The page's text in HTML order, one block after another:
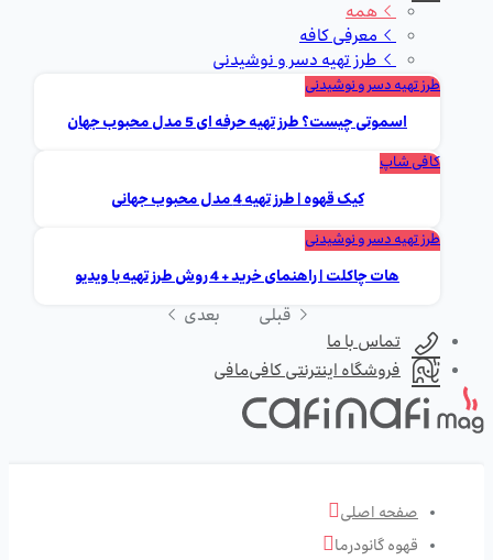
همه
معرفی کافه
طرز تهیه دسر و نوشیدنی
طرز تهیه دسر و نوشیدنی
اسموتی چیست؟ طرز تهیه حرفه ای 5 مدل محبوب جهان
کافی شاپ
کیک قهوه | طرز تهیه 4 مدل محبوب جهانی
طرز تهیه دسر و نوشیدنی
هات چاکلت | راهنمای خرید + 4 روش طرز تهیه با ویدیو
قبلی
بعدی
تماس با ما
فروشگاه اینترنتی کافی‌مافی
صفحه اصلی
قهوه گانودرما